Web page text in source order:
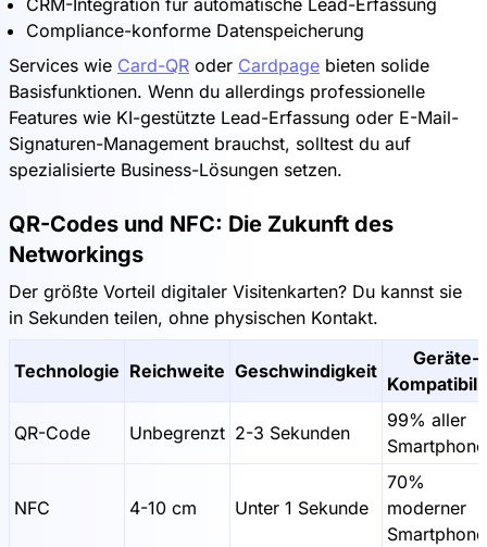
CRM-Integration für automatische Lead-Erfassung
Compliance-konforme Datenspeicherung
Services wie Card-QR oder Cardpage bieten solide
Basisfunktionen. Wenn du allerdings professionelle
Features wie KI-gestützte Lead-Erfassung oder E-Mail-
Signaturen-Management brauchst, solltest du auf
spezialisierte Business-Lösungen setzen.
QR-Codes und NFC: Die Zukunft des
Networkings
Der größte Vorteil digitaler Visitenkarten? Du kannst sie
in Sekunden teilen, ohne physischen Kontakt.
Technologie Reichweite Geschwindigkeit
Geräte-
QR-Code Unbegrenzt 2-3 Sekunden
99% aller
NFC 4-10 cm Unter 1 Sekunde
70%
moderner